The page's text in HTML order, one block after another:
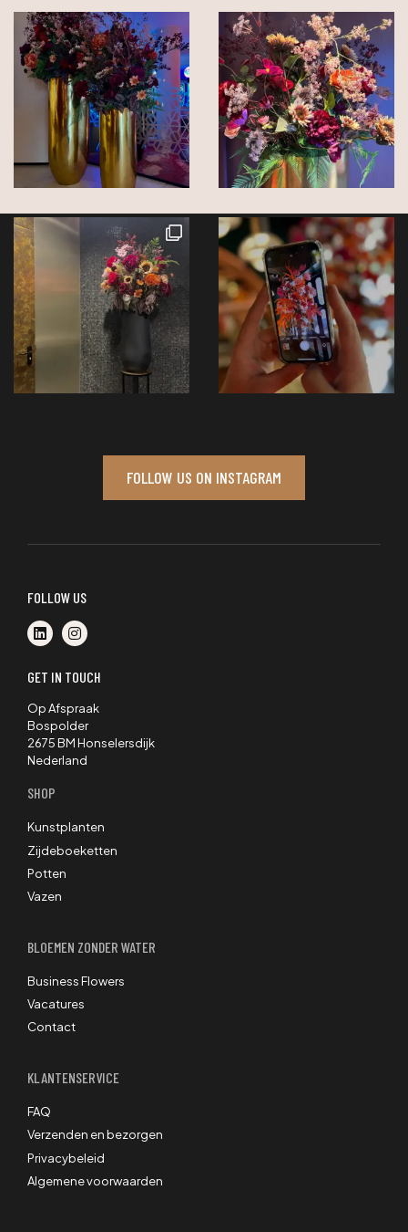
FOLLOW US ON INSTAGRAM
FOLLOW US
GET IN TOUCH
Op Afspraak
Bospolder
2675 BM Honselersdijk
Nederland
SHOP
Kunstplanten
Zijdeboeketten
Potten
Vazen
BLOEMEN ZONDER WATER
Business Flowers
Vacatures
Contact
KLANTENSERVICE
FAQ
Verzenden en bezorgen
Privacybeleid
Algemene voorwaarden